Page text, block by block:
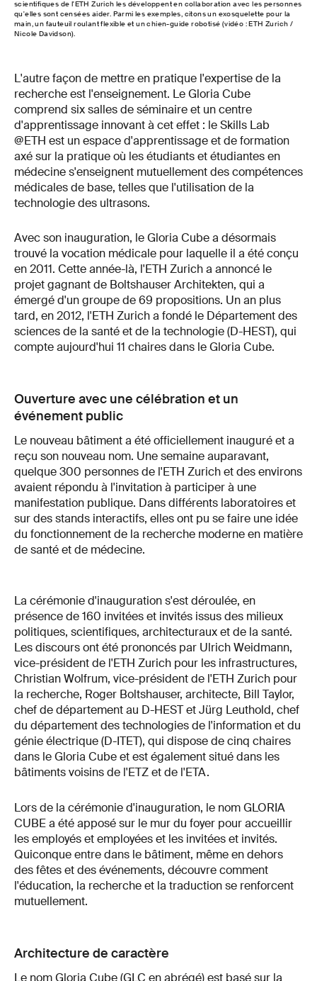
scientifiques de l'ETH Zurich les développent en collaboration avec les personnes
qu'elles sont censées aider. Parmi les exemples, citons un exosquelette pour la
main, un fauteuil roulant flexible et un chien-guide robotisé (vidéo : ETH Zurich /
Nicole Davidson).
L'autre façon de mettre en pratique l'expertise de la
recherche est l'enseignement. Le Gloria Cube
comprend six salles de séminaire et un centre
d'apprentissage innovant à cet effet : le Skills Lab
@ETH est un espace d'apprentissage et de formation
axé sur la pratique où les étudiants et étudiantes en
médecine s'enseignent mutuellement des compétences
médicales de base, telles que l'utilisation de la
technologie des ultrasons.
Avec son inauguration, le Gloria Cube a désormais
trouvé la vocation médicale pour laquelle il a été conçu
en 2011. Cette année-là, l'ETH Zurich a annoncé le
projet gagnant de Boltshauser Architekten, qui a
émergé d'un groupe de 69 propositions. Un an plus
tard, en 2012, l'ETH Zurich a fondé le Département des
sciences de la santé et de la technologie (D-HEST), qui
compte aujourd'hui 11 chaires dans le Gloria Cube.
Ouverture avec une célébration et un
événement public
Le nouveau bâtiment a été officiellement inauguré et a
reçu son nouveau nom. Une semaine auparavant,
quelque 300 personnes de l'ETH Zurich et des environs
avaient répondu à l'invitation à participer à une
manifestation publique. Dans différents laboratoires et
sur des stands interactifs, elles ont pu se faire une idée
du fonctionnement de la recherche moderne en matière
de santé et de médecine.
La cérémonie d'inauguration s'est déroulée, en
présence de 160 invitées et invités issus des milieux
politiques, scientifiques, architecturaux et de la santé.
Les discours ont été prononcés par Ulrich Weidmann,
vice-président de l'ETH Zurich pour les infrastructures,
Christian Wolfrum, vice-président de l'ETH Zurich pour
la recherche, Roger Boltshauser, architecte, Bill Taylor,
chef de département au D-HEST et Jürg Leuthold, chef
du département des technologies de l'information et du
génie électrique (D-ITET), qui dispose de cinq chaires
dans le Gloria Cube et est également situé dans les
bâtiments voisins de l'ETZ et de l'ETA.
Lors de la cérémonie d'inauguration, le nom GLORIA
CUBE a été apposé sur le mur du foyer pour accueillir
les employés et employées et les invitées et invités.
Quiconque entre dans le bâtiment, même en dehors
des fêtes et des événements, découvre comment
l'éducation, la recherche et la traduction se renforcent
mutuellement.
Architecture de caractère
Le nom Gloria Cube (GLC en abrégé) est basé sur la